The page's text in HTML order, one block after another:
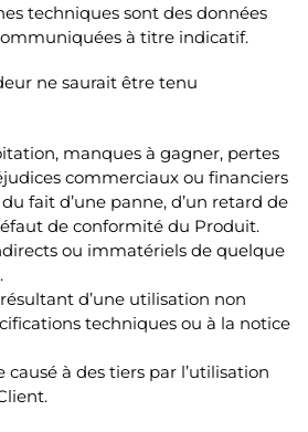
techniques sont des données
à titre indicatif.
ne saurait être tenu
manques à gagner, pertes
commerciaux ou financiers
fait d’une panne, d’un retard de
de conformité du Produit.
ou immatériels de quelque
d’une utilisation non
techniques ou à la notice
à des tiers par l’utilisation